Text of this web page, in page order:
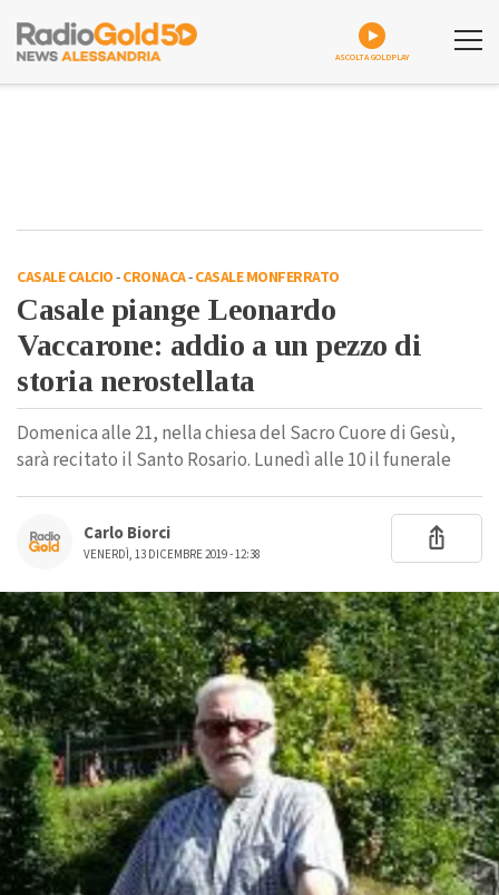
ASCOLTA GOLDPLAY
CASALE CALCIO-CRONACA-CASALE MONFERRATO
Casale piange Leonardo
Vaccarone: addio a un pezzo di
storia nerostellata
Domenica alle 21, nella chiesa del Sacro Cuore di Gesù,
sarà recitato il Santo Rosario. Lunedì alle 10 il funerale
Carlo Biorci
VENERDÌ, 13 DICEMBRE 2019 - 12:38